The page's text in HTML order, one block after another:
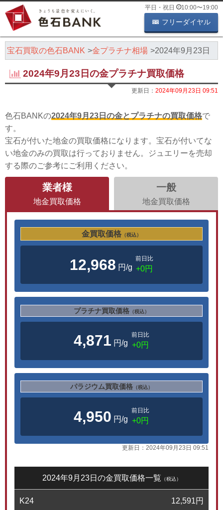
平日・祝日 10:00〜19:00
フリーダイヤル
宝石買取の色石BANK 金プラチナ相場 2024年9月23日
2024年9月23日の金プラチナ買取価格
更新日： 2024年09月23日 09:51
色石BANKの2024年9月23日の金とプラチナの買取価格で
す。
宝石が付いた地金の買取価格になります。宝石が付いてな
い地金のみの買取は行っておりません。ジュエリーを売却
する際のご参考にご利用ください。
業者様
地金買取価格
一般
地金買取価格
金買取価格 （税込）
12,968 円/g
前日比
+0円
プラチナ買取価格 （税込）
4,871 円/g
前日比
+0円
パラジウム買取価格 （税込）
4,950 円/g
前日比
+0円
更新日： 2024年09月23日 09:51
2024年9月23日の金買取価格一覧 （税込）
K24 12,591円